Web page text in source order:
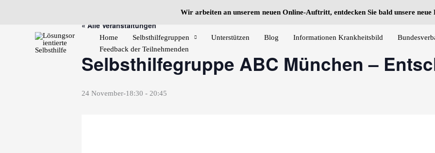
Wir arbeiten an unserem neuen Online-Auftritt, entdecken Sie bald unsere neue
Home Selbsthilfegruppen Unterstützen Blog Informationen Krankheitsbild
Feedback der Teilnehmenden
« Alle Veranstaltungen
Selbsthilfegruppe ABC München –
24 November-18:30 - 20:45